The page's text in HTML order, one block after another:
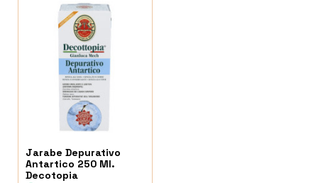
Jarabe Depurativo
Antartico 250 Ml.
Decotopia